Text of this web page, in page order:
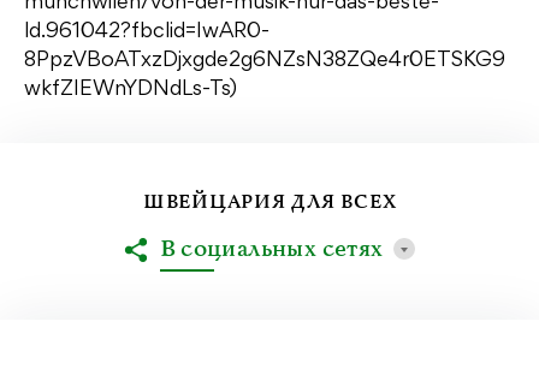
munchwilen/von-der-musik-nur-das-beste-
ld.961042?fbclid=IwAR0-
8PpzVBoATxzDjxgde2g6NZsN38ZQe4r0ETSKG9
wkfZIEWnYDNdLs-Ts)
ШВЕЙЦАРИЯ ДЛЯ ВСЕХ
В социальных сетях